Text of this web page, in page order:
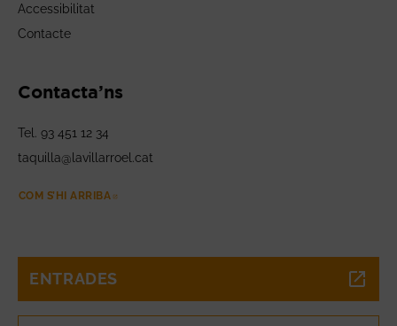
Accessibilitat
Contacte
Contacta’ns
Tel. 93 451 12 34
taquilla@lavillarroel.cat
COM S’HI ARRIBA
ENTRADES